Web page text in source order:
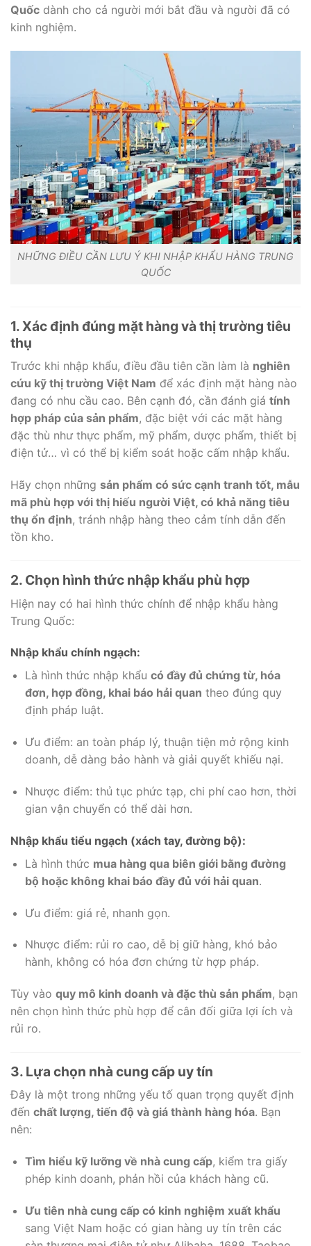
Quốc dành cho cả người mới bắt đầu và người đã có
kinh nghiệm.
NHỮNG ĐIỀU CẦN LƯU Ý KHI NHẬP KHẨU HÀNG TRUNG
QUỐC
1. Xác định đúng mặt hàng và thị trường tiêu
thụ
Trước khi nhập khẩu, điều đầu tiên cần làm là nghiên
cứu kỹ thị trường Việt Nam để xác định mặt hàng nào
đang có nhu cầu cao. Bên cạnh đó, cần đánh giá tính
hợp pháp của sản phẩm, đặc biệt với các mặt hàng
đặc thù như thực phẩm, mỹ phẩm, dược phẩm, thiết bị
điện tử… vì có thể bị kiểm soát hoặc cấm nhập khẩu.
Hãy chọn những sản phẩm có sức cạnh tranh tốt, mẫu
mã phù hợp với thị hiếu người Việt, có khả năng tiêu
thụ ổn định, tránh nhập hàng theo cảm tính dẫn đến
tồn kho.
2. Chọn hình thức nhập khẩu phù hợp
Hiện nay có hai hình thức chính để nhập khẩu hàng
Trung Quốc:
Nhập khẩu chính ngạch:
Là hình thức nhập khẩu có đầy đủ chứng từ, hóa
đơn, hợp đồng, khai báo hải quan theo đúng quy
định pháp luật.
Ưu điểm: an toàn pháp lý, thuận tiện mở rộng kinh
doanh, dễ dàng bảo hành và giải quyết khiếu nại.
Nhược điểm: thủ tục phức tạp, chi phí cao hơn, thời
gian vận chuyển có thể dài hơn.
Nhập khẩu tiểu ngạch (xách tay, đường bộ):
Là hình thức mua hàng qua biên giới bằng đường
bộ hoặc không khai báo đầy đủ với hải quan.
Ưu điểm: giá rẻ, nhanh gọn.
Nhược điểm: rủi ro cao, dễ bị giữ hàng, khó bảo
hành, không có hóa đơn chứng từ hợp pháp.
Tùy vào quy mô kinh doanh và đặc thù sản phẩm, bạn
nên chọn hình thức phù hợp để cân đối giữa lợi ích và
rủi ro.
3. Lựa chọn nhà cung cấp uy tín
Đây là một trong những yếu tố quan trọng quyết định
đến chất lượng, tiến độ và giá thành hàng hóa. Bạn
nên:
Tìm hiểu kỹ lưỡng về nhà cung cấp, kiểm tra giấy
phép kinh doanh, phản hồi của khách hàng cũ.
Ưu tiên nhà cung cấp có kinh nghiệm xuất khẩu
sang Việt Nam hoặc có gian hàng uy tín trên các